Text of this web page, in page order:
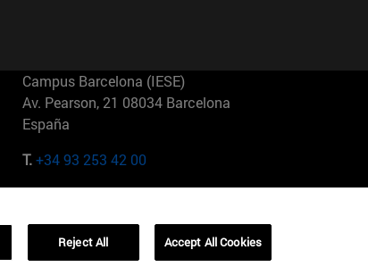
Campus Barcelona (IESE)
Av. Pearson, 21 08034 Barcelona
España
T.+34 93 253 42 00
01321001 Bela Vista Brasil
Reject All Accept All Cookies